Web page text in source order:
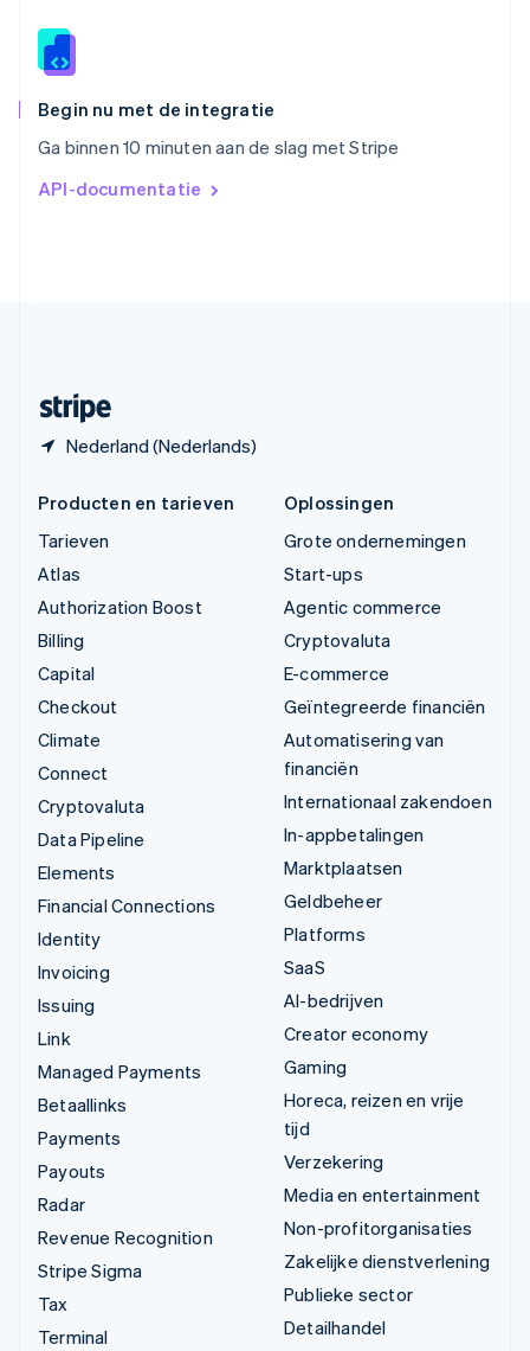
Begin nu met de integratie
Ga binnen 10 minuten aan de slag met Stripe
API-documentatie
Nederland (Nederlands)
Thailand
Tsjechië
English
简体中文English
English
Producten en tarieven
Tarieven
Atlas
Authorization Boost
Billing
Capital
Checkout
Climate
Connect
Cryptovaluta
Data Pipeline
Elements
Financial Connections
Identity
Invoicing
Issuing
Link
Managed Payments
Betaallinks
Payments
Payouts
Radar
Revenue Recognition
Stripe Sigma
Tax
Terminal
Oplossingen
Grote ondernemingen
Start-ups
Agentic commerce
Cryptovaluta
E-commerce
Geïntegreerde financiën
Automatisering van
financiën
Internationaal zakendoen
In-appbetalingen
Marktplaatsen
Geldbeheer
Platforms
SaaS
AI-bedrijven
Creator economy
Gaming
Horeca, reizen en vrije
tijd
Verzekering
Media en entertainment
Non-profitorganisaties
Zakelijke dienstverlening
Publieke sector
Detailhandel